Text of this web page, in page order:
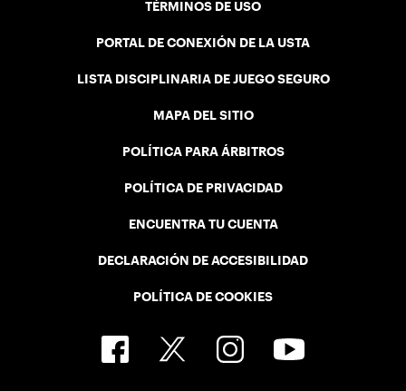
TÉRMINOS DE USO
PORTAL DE CONEXIÓN DE LA USTA
LISTA DISCIPLINARIA DE JUEGO SEGURO
MAPA DEL SITIO
POLÍTICA PARA ÁRBITROS
POLÍTICA DE PRIVACIDAD
ENCUENTRA TU CUENTA
DECLARACIÓN DE ACCESIBILIDAD
POLÍTICA DE COOKIES